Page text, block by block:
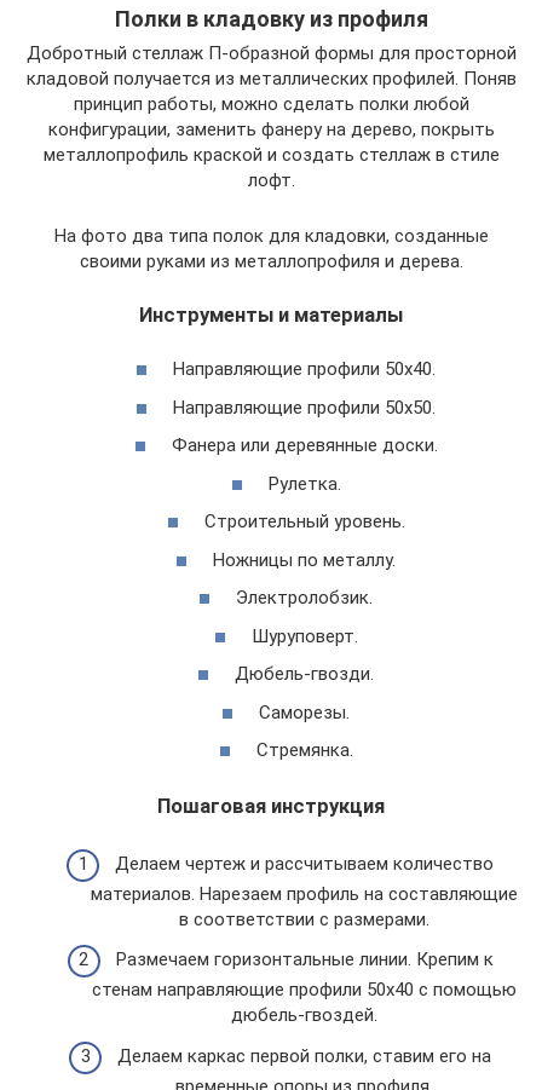
Полки в кладовку из профиля
Добротный стеллаж П-образной формы для просторной
кладовой получается из металлических профилей. Поняв
принцип работы, можно сделать полки любой
конфигурации, заменить фанеру на дерево, покрыть
металлопрофиль краской и создать стеллаж в стиле
лофт.
На фото два типа полок для кладовки, созданные
своими руками из металлопрофиля и дерева.
Инструменты и материалы
Направляющие профили 50х40.
Направляющие профили 50х50.
Фанера или деревянные доски.
Рулетка.
Строительный уровень.
Ножницы по металлу.
Электролобзик.
Шуруповерт.
Дюбель-гвозди.
Саморезы.
Стремянка.
Пошаговая инструкция
Делаем чертеж и рассчитываем количество
материалов. Нарезаем профиль на составляющие
в соответствии с размерами.
Размечаем горизонтальные линии. Крепим к
стенам направляющие профили 50х40 с помощью
дюбель-гвоздей.
Делаем каркас первой полки, ставим его на